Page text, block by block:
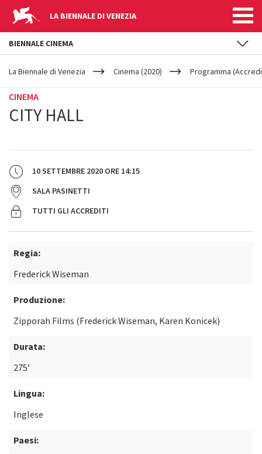
LA BIENNALE DI VENEZIA
YOUR
ARE
La Biennale di Venezia Cinema (2020) Programma
CINEMA
CITY HALL
10 SETTEMBRE 2020 ORE 14:15
SALA PASINETTI
TUTTI GLI ACCREDITI
Regia:
Frederick Wiseman
Produzione:
Zipporah Films (Frederick Wiseman, Karen Konicek)
Durata:
275’
Lingua:
Inglese
Paesi:
BIENNALE CINEMA